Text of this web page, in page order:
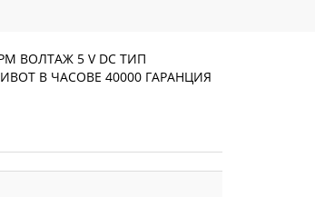
ВОЛТАЖ 5 V DC ТИП
В ЧАСОВЕ 40000 ГАРАНЦИЯ